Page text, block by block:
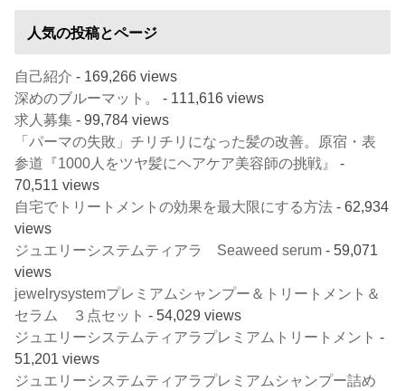
人気の投稿とページ
自己紹介 - 169,266 views
深めのブルーマット。
- 111,616 views
求人募集 - 99,784 views
「パーマの失敗」チリチリになった髪の改善。原宿・表
参道『1000人をツヤ髪にヘアケア美容師の挑戦』
-
70,511 views
自宅でトリートメントの効果を最大限にする方法 - 62,934
views
ジュエリーシステムティアラ Seaweed serum - 59,071
views
jewelrysystemプレミアムシャンプー＆トリートメント＆
セラム ３点セット - 54,029 views
ジュエリーシステムティアラプレミアムトリートメント -
51,201 views
ジュエリーシステムティアラプレミアムシャンプー詰め